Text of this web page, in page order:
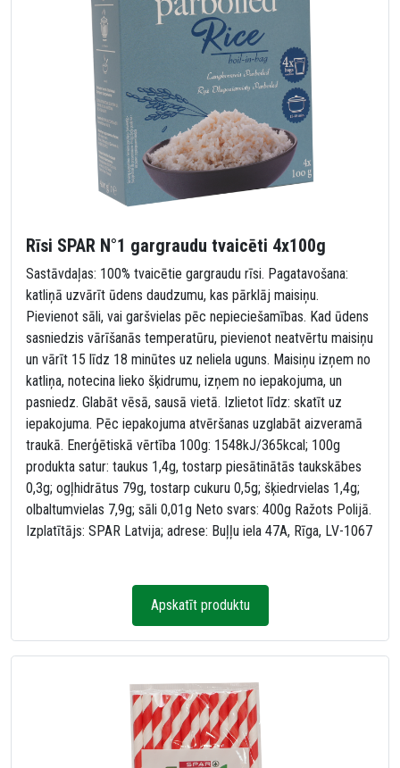
Rīsi SPAR N°1 gargraudu tvaicēti 4x100g
Sastāvdaļas: 100% tvaicētie gargraudu rīsi. Pagatavošana:
katliņā uzvārīt ūdens daudzumu, kas pārklāj maisiņu.
Pievienot sāli, vai garšvielas pēc nepieciešamības. Kad ūdens
sasniedzis vārīšanās temperatūru, pievienot neatvērtu maisiņu
un vārīt 15 līdz 18 minūtes uz neliela uguns. Maisiņu izņem no
katliņa, notecina lieko šķidrumu, izņem no iepakojuma, un
pasniedz. Glabāt vēsā, sausā vietā. Izlietot līdz: skatīt uz
iepakojuma. Pēc iepakojuma atvēršanas uzglabāt aizveramā
traukā. Enerģētiskā vērtība 100g: 1548kJ/365kcal; 100g
produkta satur: taukus 1,4g, tostarp piesātinātās taukskābes
0,3g; ogļhidrātus 79g, tostarp cukuru 0,5g; šķiedrvielas 1,4g;
olbaltumvielas 7,9g; sāli 0,01g Neto svars: 400g Ražots Polijā.
Izplatītājs: SPAR Latvija; adrese: Buļļu iela 47A, Rīga, LV-1067
Apskatīt produktu